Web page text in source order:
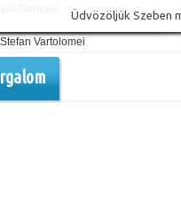
Üdvözöljük Szeben